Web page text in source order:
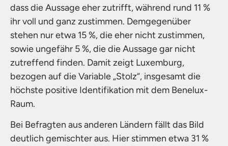
dass die Aussage eher zutrifft, während rund 11 %
ihr voll und ganz zustimmen. Demgegenüber
stehen nur etwa 15 %, die eher nicht zustimmen,
sowie ungefähr 5 %, die die Aussage gar nicht
zutreffend finden. Damit zeigt Luxemburg,
bezogen auf die Variable „Stolz“, insgesamt die
höchste positive Identifikation mit dem Benelux-
Raum.
Bei Befragten aus anderen Ländern fällt das Bild
deutlich gemischter aus. Hier stimmen etwa 31 %